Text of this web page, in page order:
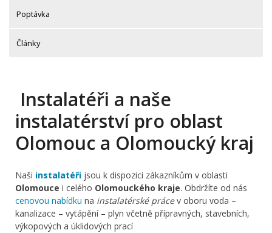
Poptávka
Články
Instalatéři a naše
instalatérství pro oblast
Olomouc a Olomoucký kraj
Naši instalatéři jsou k dispozici zákazníkům v oblasti
Olomouce i celého Olomouckého kraje. Obdržíte od nás
cenovou nabídku na instalatérské prácev oboru voda –
kanalizace – vytápění – plyn včetně přípravných, stavebních,
výkopových a úklidových prací